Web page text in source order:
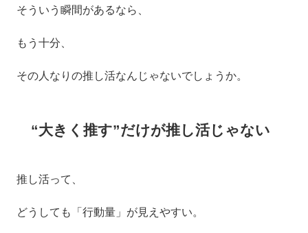
そういう瞬間があるなら、
もう十分、
その人なりの推し活なんじゃないでしょうか。
“大きく推す”だけが推し活じゃない
推し活って、
どうしても「行動量」が見えやすい。